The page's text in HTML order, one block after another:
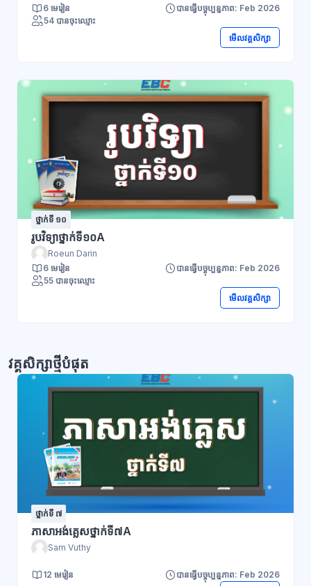
6 មេរៀន
បានធ្វើបច្ចុប្បន្នភាព: Feb 2026
54 បានចុះឈ្មោះ
មើលវគ្គសិក្សា
ថ្នាក់ទី ១០
រូបវិទ្យាថ្នាក់ទី១០A
Roeun Darin
6 មេរៀន
បានធ្វើបច្ចុប្បន្នភាព: Feb 2026
55 បានចុះឈ្មោះ
មើលវគ្គសិក្សា
វគ្គសិក្សាថ្មីបំផុត
ថ្នាក់ទី ៧
ភាសាអង់គ្លេសថ្នាក់ទី៧A
Sam Vuthy
12 មេរៀន បានធ្វើបច្ចុប្បន្នភាព: Feb 2026